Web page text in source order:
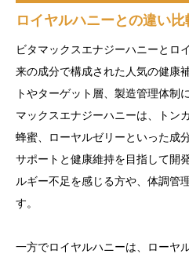
ロイヤルハニーとの違い比
ビタマックスエナジーハニーとロ
来の成分で構成された人気の健康
トやターゲット層、製造管理体制
マックスエナジーハニーは、トン
蜂蜜、ローヤルゼリーといった成
サポートと健康維持を目指して開
ルギー不足を感じる方や、体調管
す。
一方でロイヤルハニーは、ローヤ